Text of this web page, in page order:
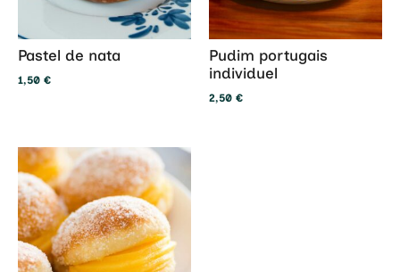
Pastel de nata
1,50 €
Pudim portugais
individuel
2,50 €